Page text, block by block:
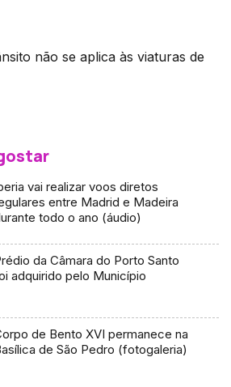
não se aplica às viaturas de
vai realizar voos diretos
entre Madrid e Madeira
todo o ano (áudio)
da Câmara do Porto Santo
adquirido pelo Município
de Bento XVI permanece na
de São Pedro (fotogaleria)